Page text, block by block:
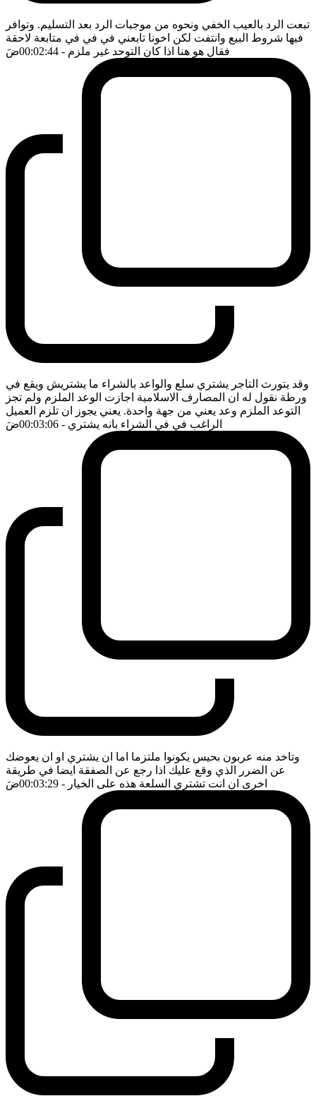
تبعت الرد بالعيب الخفي ونحوه من موجبات الرد بعد التسليم. وتوافر
فيها شروط البيع وانتفت لكن اخونا تابعني في في في متابعة لاحقة
فقال هو هنا اذا كان التوحد غير ملزم - 00:02:44 ضَ
وقد يتورث التاجر يشتري سلع والواعد بالشراء ما يشتريش ويقع في
ورطة نقول له ان المصارف الاسلامية اجازت الوعد الملزم ولم تجز
التوعد الملزم وعد يعني من جهة واحدة. يعني يجوز ان تلزم العميل
الراغب في في الشراء بانه يشتري - 00:03:06 ضَ
وتاخد منه عربون بحيس يكونوا ملتزما اما ان يشتري او ان يعوضك
عن الضرر الذي وقع عليك اذا رجع عن الصفقة ايضا في طريقة
اخرى ان انت تشتري السلعة هذه على الخيار - 00:03:29 ضَ